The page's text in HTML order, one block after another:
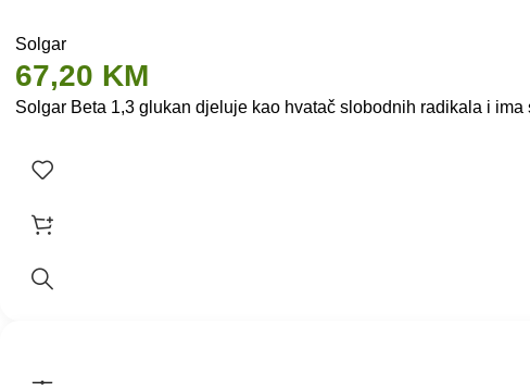
Solgar
67,20 KM
Solgar Beta 1,3 glukan djeluje kao hvatač slobodnih radikala i